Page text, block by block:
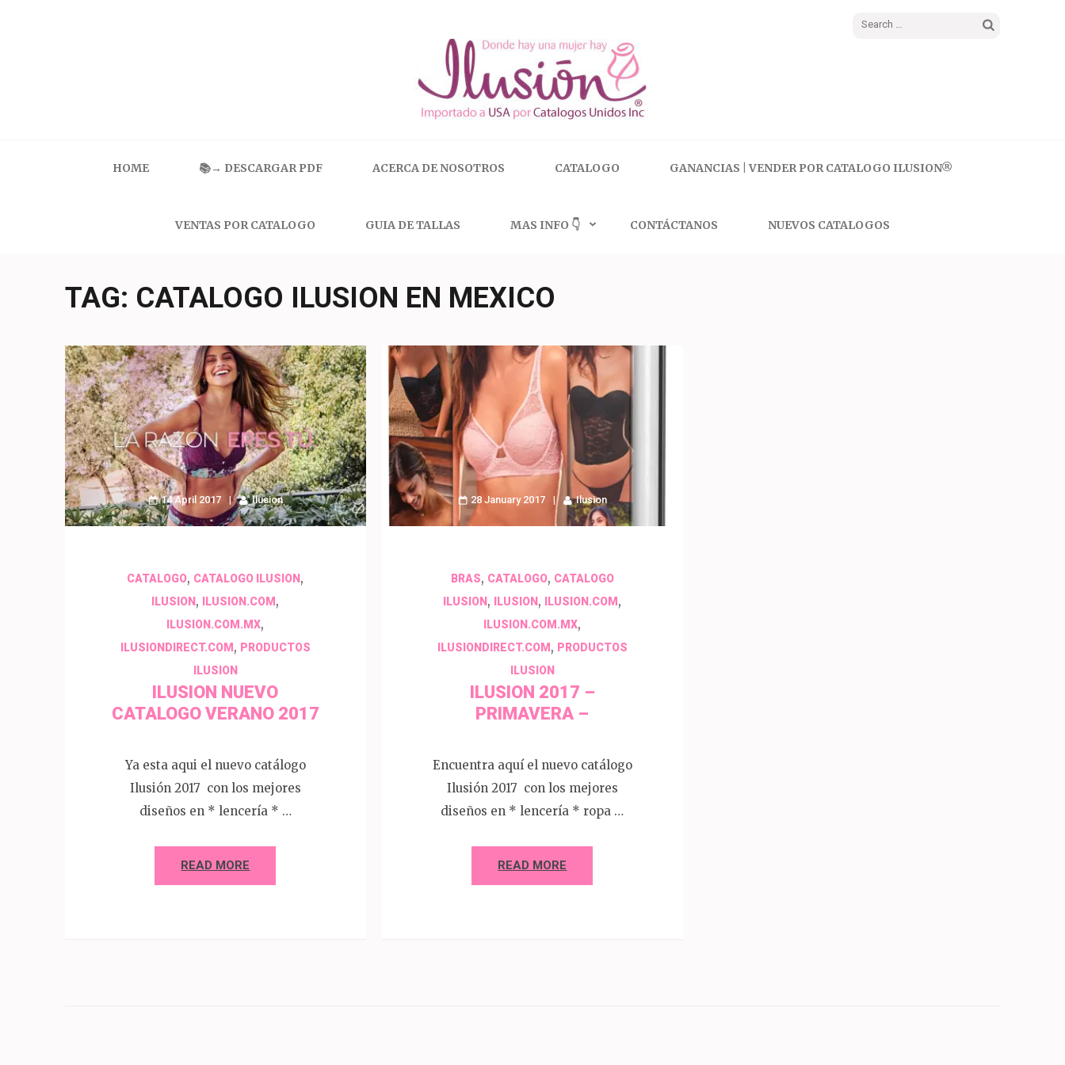
Search
HOME 📚→ DESCARGAR PDF ACERCA DE NOSOTROS CATALOGO GANANCIAS | VENDER POR CATALOGO ILUSION®
VENTAS POR CATALOGO GUIA DE TALLAS MAS INFO 👇 CONTÁCTANOS NUEVOS CATALOGOS
TAG: CATALOGO ILUSION EN MEXICO
14 April 2017 Ilusion
CATALOGO, CATALOGO ILUSION ,
ILUSION , ILUSION.COM ,
ILUSION.COM.MX,
ILUSIONDIRECT.COM , PRODUCTOS
ILUSION
ILUSION NUEVO
CATALOGO VERANO 2017
Ya esta aqui el nuevo catálogo
Ilusión 2017 con los mejores
diseños en * lencería * …
READ MORE
28 January 2017 Ilusion
BRAS, CATALOGO, CATALOGO
ILUSION , ILUSION , ILUSION.COM ,
ILUSION.COM.MX,
ILUSIONDIRECT.COM , PRODUCTOS
ILUSION
ILUSION 2017 –
PRIMAVERA –
Encuentra aquí el nuevo catálogo
Ilusión 2017 con los mejores
diseños en * lencería * ropa …
READ MORE